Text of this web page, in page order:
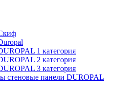
1 категория
2 категория
3 категория
стеновые панели DUROPAL